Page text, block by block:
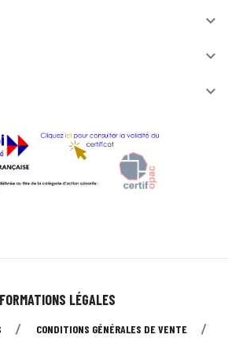



LÉGALES
CONDITIONS GÉNÉRALES DE VENTE